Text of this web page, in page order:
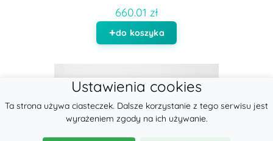
660.01 zł
do koszyka
Ustawienia cookies
Ta strona używa ciasteczek. Dalsze korzystanie z tego serwisu jest
wyrażeniem zgody na ich używanie.